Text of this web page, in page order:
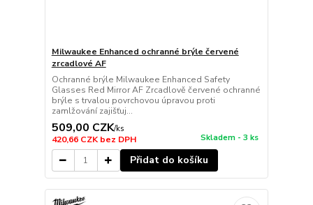
Milwaukee Enhanced ochranné brýle červené
zrcadlové AF
Ochranné brýle Milwaukee Enhanced Safety
Glasses Red Mirror AF Zrcadlově červené ochranné
brýle s trvalou povrchovou úpravou proti
zamlžování zajišťuj...
509,00 CZK/ks
420,66 CZKbez DPH Skladem - 3 ks
Přidat do košíku